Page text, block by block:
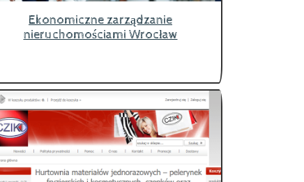
Ekonomiczne zarządzanie
nieruchomościami Wrocław